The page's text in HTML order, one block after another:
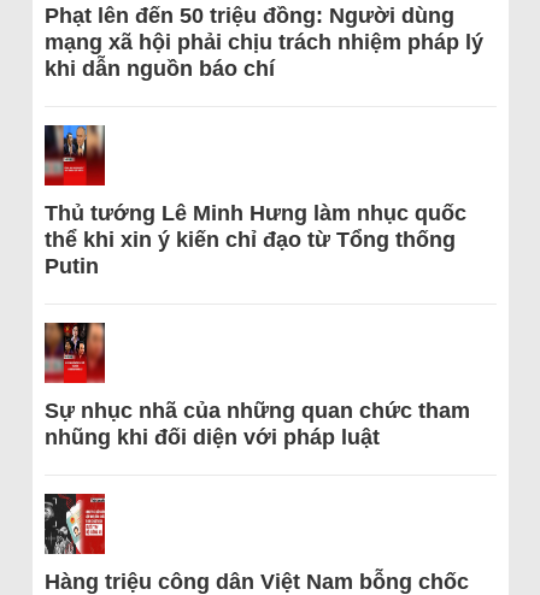
Phạt lên đến 50 triệu đồng: Người dùng
mạng xã hội phải chịu trách nhiệm pháp lý
khi dẫn nguồn báo chí
Thủ tướng Lê Minh Hưng làm nhục quốc
thể khi xin ý kiến chỉ đạo từ Tổng thống
Putin
Sự nhục nhã của những quan chức tham
nhũng khi đối diện với pháp luật
Hàng triệu công dân Việt Nam bỗng chốc